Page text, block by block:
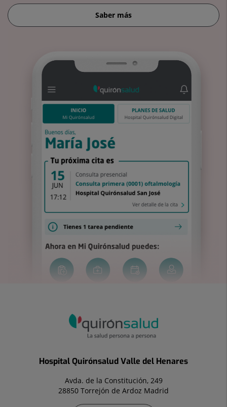
Saber más
Hospital Quirónsalud Valle del Henares
Avda. de la Constitución, 249
28850 Torrejón de Ardoz Madrid